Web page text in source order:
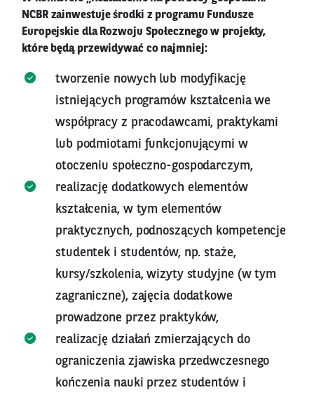
NCBR zainwestuje środki z programu Fundusze
Europejskie dla Rozwoju Społecznego w projekty,
które będą przewidywać co najmniej:
tworzenie nowych lub modyfikację
istniejących programów kształcenia we
współpracy z pracodawcami, praktykami
lub podmiotami funkcjonującymi w
otoczeniu społeczno-gospodarczym,
realizację dodatkowych elementów
kształcenia, w tym elementów
praktycznych, podnoszących kompetencje
studentek i studentów, np. staże,
kursy/szkolenia, wizyty studyjne (w tym
zagraniczne), zajęcia dodatkowe
prowadzone przez praktyków,
realizację działań zmierzających do
ograniczenia zjawiska przedwczesnego
kończenia nauki przez studentów i